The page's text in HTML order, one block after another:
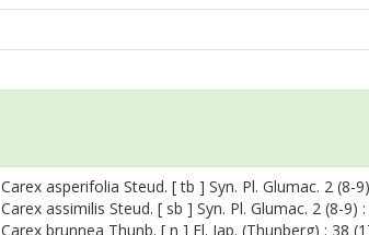
Carex asperifolia Steud. [ tb ] Syn. Pl. Glumac. 2 (8-
Carex assimilis Steud. [ sb ] Syn. Pl. Glumac. 2 (8-9)
Carex brunnea Thunb. [ n ] Fl. Jap. (Thunberg) : 38